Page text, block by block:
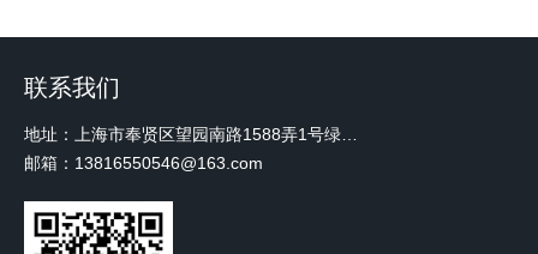
联系我们
邮箱：13816550546@163.com